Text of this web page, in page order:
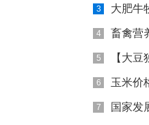
大肥牛
畜禽营
明教
取得重
【大
涨？
玉米价
国家发